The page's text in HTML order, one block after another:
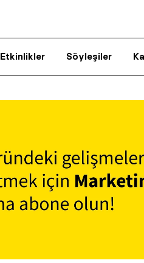
Etkinlikler Söyleşiler